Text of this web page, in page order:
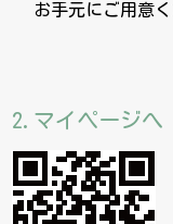
お手元にご用意く
2.マイページへ